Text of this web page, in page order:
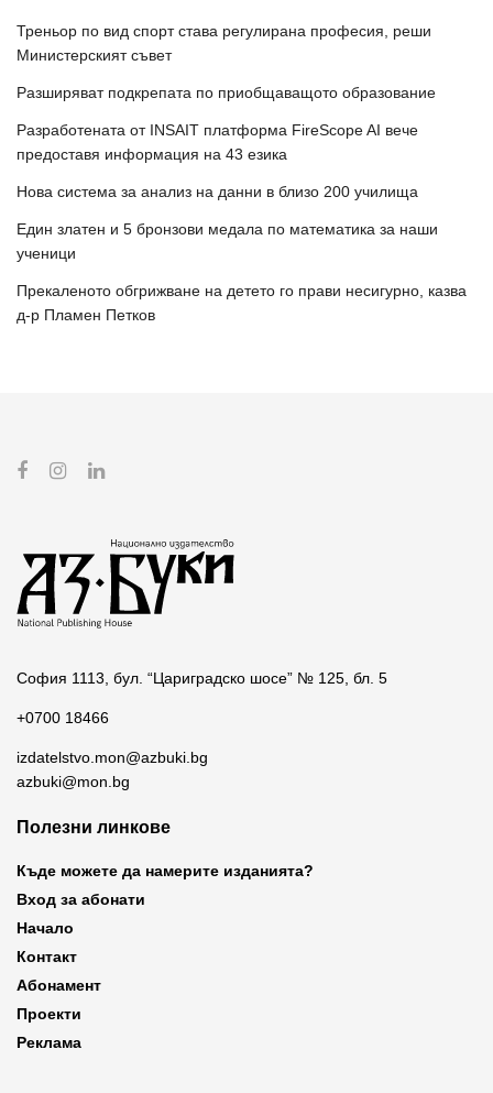
Треньор по вид спорт става регулирана професия, реши
Министерският съвет
Разширяват подкрепата по приобщаващото образование
Разработената от INSAIT платформа FireScope AI вече
предоставя информация на 43 езика
Нова система за анализ на данни в близо 200 училища
Един златен и 5 бронзови медала по математика за наши
ученици
Прекаленото обгрижване на детето го прави несигурно, казва
д-р Пламен Петков
София 1113, бул. “Цариградско шосе” № 125, бл. 5
+0700 18466
izdatelstvo.mon@azbuki.bg
azbuki@mon.bg
Полезни линкове
Къде можете да намерите изданията?
Вход за абонати
Начало
Контакт
Абонамент
Проекти
Реклама